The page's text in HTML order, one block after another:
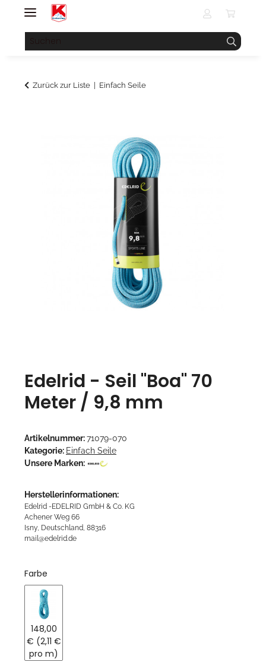
Zurück zur Liste Einfach Seile
Edelrid - Seil "Boa" 70
Meter / 9,8 mm
Artikelnummer:71079-070
Kategorie: Einfach Seile
Unsere Marken:
Herstellerinformationen:
Edelrid -EDELRID GmbH & Co. KG
Achener Weg 66
Isny, Deutschland, 88316
mail@edelrid.de
Farbe
blue
148,00
€ (2,11 €
pro m)